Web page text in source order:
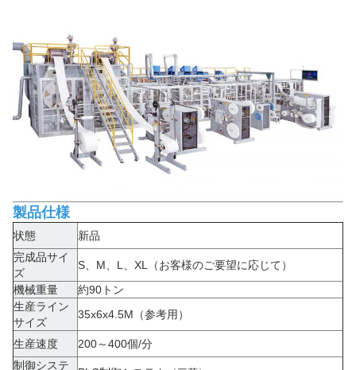
製品仕様
状態
新品
完成品サイ
ズ
S、M、L、XL（お客様のご要望に応じて）
機械重量
約90トン
生産ライン
サイズ
35x6x4.5M（参考用）
生産速度
200～400個/分
制御システ